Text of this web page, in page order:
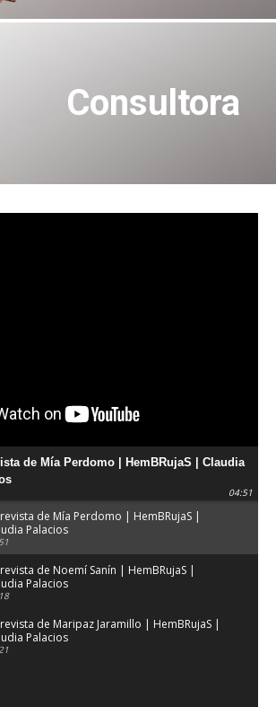
Consultora
de Mía Perdomo | HemBRujaS | Claudia
04:51
de Mía Perdomo | HemBRujaS |
Palacios
de Noemí Sanín | HemBRujaS |
Palacios
de Maripaz Jaramillo | HemBRujaS |
Palacios